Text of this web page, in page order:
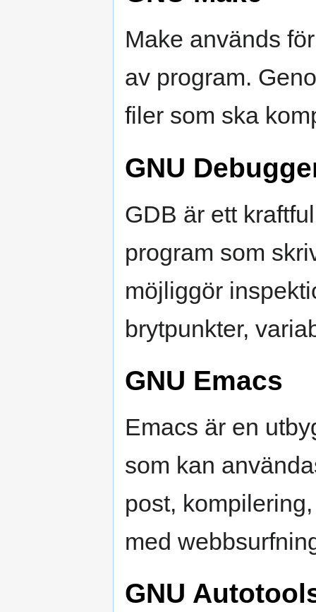
Make används
av program.
filer som ska
GNU
GDB är ett
program som
möjliggör
brytpunkter,
GNU Emacs
Emacs är en
som kan
post,
med
GNU